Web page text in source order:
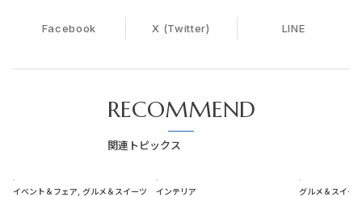
Facebook X (Twitter) LINE
RECOMMEND
関連トピックス
イベント＆フェア, グルメ＆スイーツ インテリア グルメ＆スイー